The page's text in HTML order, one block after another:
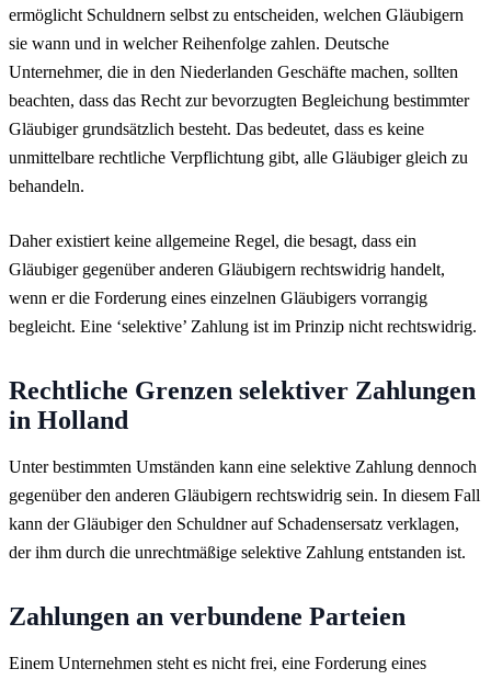
ermöglicht Schuldnern selbst zu entscheiden, welchen Gläubigern
sie wann und in welcher Reihenfolge zahlen. Deutsche
Unternehmer, die in den Niederlanden Geschäfte machen, sollten
beachten, dass das Recht zur bevorzugten Begleichung bestimmter
Gläubiger grundsätzlich besteht. Das bedeutet, dass es keine
unmittelbare rechtliche Verpflichtung gibt, alle Gläubiger gleich zu
behandeln.
Daher existiert keine allgemeine Regel, die besagt, dass ein
Gläubiger gegenüber anderen Gläubigern rechtswidrig handelt,
wenn er die Forderung eines einzelnen Gläubigers vorrangig
begleicht. Eine ‘selektive’ Zahlung ist im Prinzip nicht rechtswidrig.
Rechtliche Grenzen selektiver Zahlungen
in Holland
Unter bestimmten Umständen kann eine selektive Zahlung dennoch
gegenüber den anderen Gläubigern rechtswidrig sein. In diesem Fall
kann der Gläubiger den Schuldner auf Schadensersatz verklagen,
der ihm durch die unrechtmäßige selektive Zahlung entstanden ist.
Zahlungen an verbundene Parteien
Einem Unternehmen steht es nicht frei, eine Forderung eines